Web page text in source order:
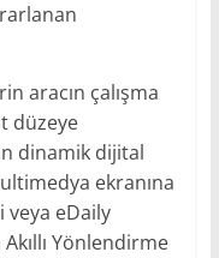
aracın çalışma
düzeye
dinamik dijital
ekranına
eDaily
Akıllı Yönlendirme